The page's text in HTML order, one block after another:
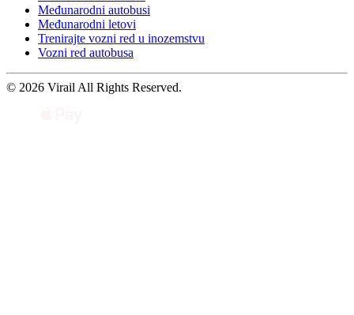
Međunarodni autobusi
Međunarodni letovi
Trenirajte vozni red u inozemstvu
Vozni red autobusa
© 2026 Virail All Rights Reserved.